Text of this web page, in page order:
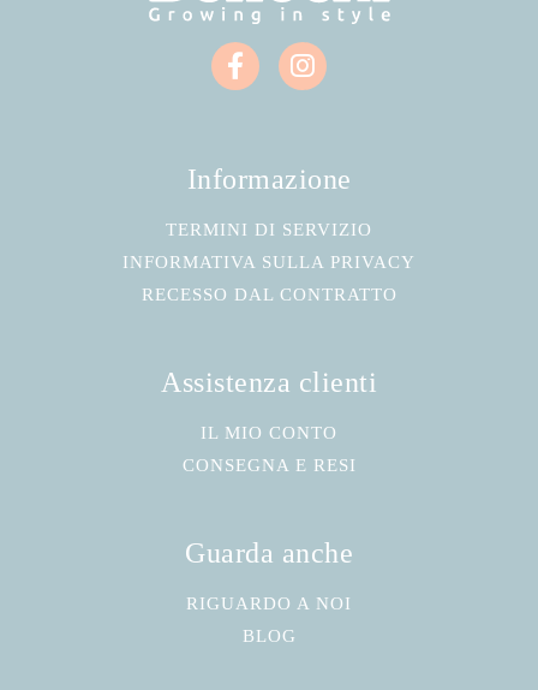
Informazione
TERMINI DI SERVIZIO
INFORMATIVA SULLA PRIVACY
RECESSO DAL CONTRATTO
Assistenza clienti
IL MIO CONTO
CONSEGNA E RESI
Guarda anche
RIGUARDO A NOI
BLOG